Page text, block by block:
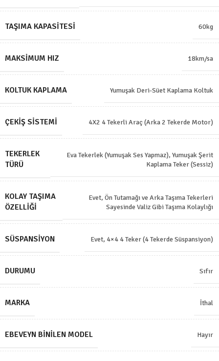
TAŞIMA KAPASITESI 60kg
MAKSIMUM HIZ 18km/sa
KOLTUK KAPLAMA Yumuşak Deri-Süet Kaplama Koltuk
ÇEKIŞ SISTEMI 4X2 4 Tekerli Araç (Arka 2 Tekerde Motor)
TEKERLEK
TÜRÜ
Eva Tekerlek (Yumuşak Ses Yapmaz), Yumuşak Şerit
Kaplama Teker (Sessiz)
KOLAY TAŞIMA
ÖZELLIĞI
Evet, Ön Tutamağı ve Arka Taşıma Tekerleri
Sayesinde Valiz Gibi Taşıma Kolaylığı
SÜSPANSIYON Evet, 4×4 4 Teker (4 Tekerde Süspansiyon)
DURUMU Sıfır
MARKA İthal
EBEVEYN BINILEN MODEL Hayır